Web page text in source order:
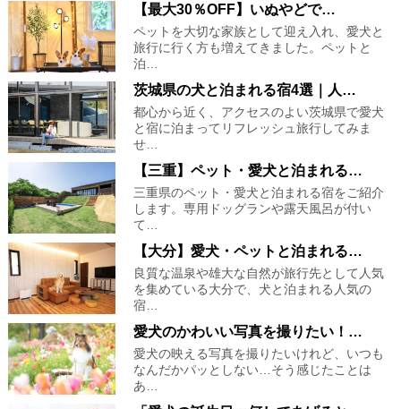
【最大30％OFF】いぬやどで…
ペットを大切な家族として迎え入れ、愛犬と
旅行に行く方も増えてきました。ペットと
泊…
茨城県の犬と泊まれる宿4選｜人…
都心から近く、アクセスのよい茨城県で愛犬
と宿に泊まってリフレッシュ旅行してみま
せ…
【三重】ペット・愛犬と泊まれる…
三重県のペット・愛犬と泊まれる宿をご紹介
します。専用ドッグランや露天風呂が付い
て…
【大分】愛犬・ペットと泊まれる…
良質な温泉や雄大な自然が旅行先として人気
を集めている大分で、犬と泊まれる人気の
宿…
愛犬のかわいい写真を撮りたい！…
愛犬の映える写真を撮りたいけれど、いつも
なんだかパッとしない…そう感じたことは
あ…